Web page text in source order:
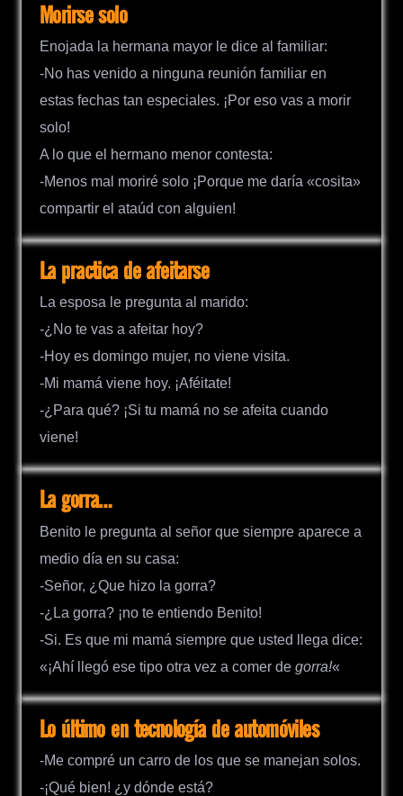
Morirse solo
Enojada la hermana mayor le dice al familiar:
-No has venido a ninguna reunión familiar en
estas fechas tan especiales. ¡Por eso vas a morir
solo!
A lo que el hermano menor contesta:
-Menos mal moriré solo ¡Porque me daría «cosita»
compartir el ataúd con alguien!
La practica de afeitarse
La esposa le pregunta al marido:
-¿No te vas a afeitar hoy?
-Hoy es domingo mujer, no viene visita.
-Mi mamá viene hoy. ¡Aféitate!
-¿Para qué? ¡Si tu mamá no se afeita cuando
viene!
La gorra…
Benito le pregunta al señor que siempre aparece a
medio día en su casa:
-Señor, ¿Que hizo la gorra?
-¿La gorra? ¡no te entiendo Benito!
-Si. Es que mi mamá siempre que usted llega dice:
«¡Ahí llegó ese tipo otra vez a comer de gorra!«
Lo último en tecnología de automóviles
-Me compré un carro de los que se manejan solos.
-¡Qué bien! ¿y dónde está?